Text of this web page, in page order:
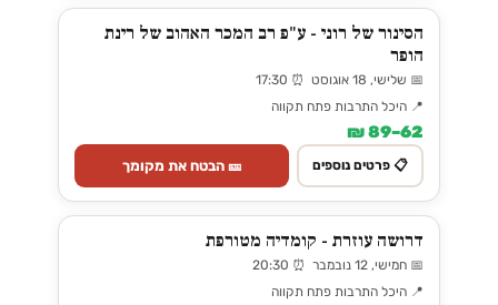
הסינור של רוני - ע"פ רב המכר האהוב של רינת
הופר
📅 שלישי, 18 אוגוסט ⏰ 17:30
📍 היכל התרבות פתח תקווה
62–89 ₪
📋 פרטים נוספים 🎫 הבטח את מקומך
דרושה עוזרת - קומדיה מטורפת
📅 חמישי, 12 נובמבר ⏰ 20:30
📍 היכל התרבות פתח תקווה